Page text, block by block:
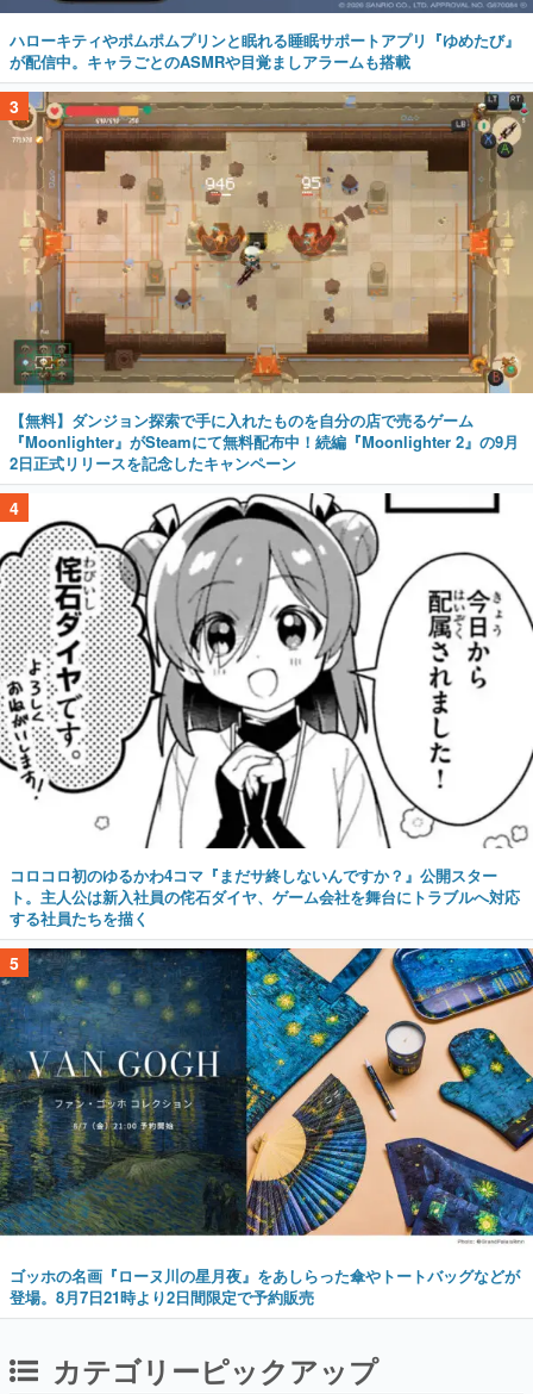
ハローキティやポムポムプリンと眠れる睡眠サポートアプリ『ゆめたび』
が配信中。キャラごとのASMRや目覚ましアラームも搭載
3
【無料】ダンジョン探索で手に入れたものを自分の店で売るゲーム
『Moonlighter』がSteamにて無料配布中！続編『Moonlighter 2』の9月
2日正式リリースを記念したキャンペーン
4
コロコロ初のゆるかわ4コマ『まだサ終しないんですか？』公開スター
ト。主人公は新入社員の侘石ダイヤ、ゲーム会社を舞台にトラブルへ対応
する社員たちを描く
5
ゴッホの名画『ローヌ川の星月夜』をあしらった傘やトートバッグなどが
登場。8月7日21時より2日間限定で予約販売
カテゴリーピックアップ